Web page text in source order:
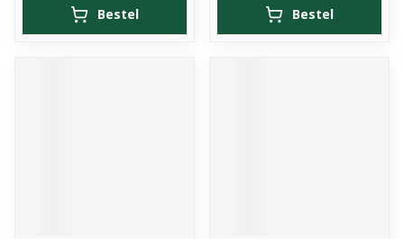
Bestel Bestel